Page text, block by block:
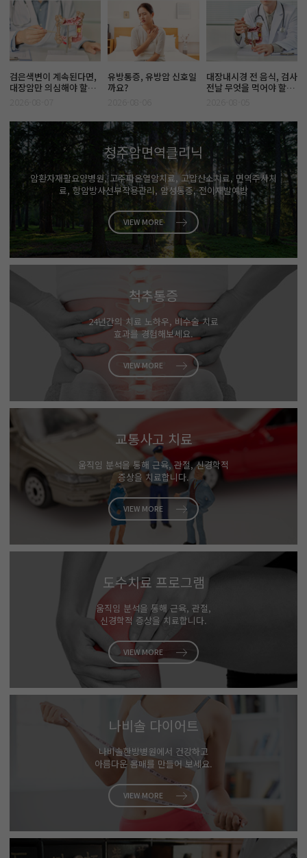
검은색변이 계속된다면,
대장암만 의심해야 할까
유방통증, 유방암 신호일
까요?
대장내시경 전 음식, 검사
전날 무엇을 먹어야 할까
청주암면역클리닉
암환자재활요양병원, 고주파온열암치료, 고압산소치료, 면역주사치
료, 항암방사선부작용관리, 암성통증, 전이재발예방
VIEW MORE
척추통증
24년간의 치료 노하우, 비수술 치료
효과를 경험해보세요.
VIEW MORE
교통사고 치료
움직임 분석을 통해 근육, 관절, 신경학적
증상을 치료합니다.
VIEW MORE
도수치료 프로그램
움직임 분석을 통해 근육, 관절,
신경학적 증상을 치료합니다.
VIEW MORE
나비솔 다이어트
나비솔한방병원에서 건강하고
아름다운 몸매를 만들어 보세요.
VIEW MORE